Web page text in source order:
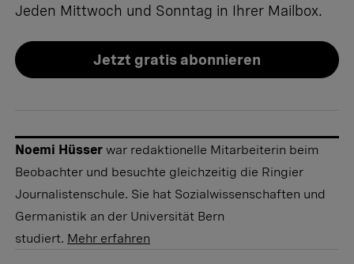
Jeden Mittwoch und Sonntag in Ihrer Mailbox.
Jetzt gratis abonnieren
Noemi Hüsser war redaktionelle Mitarbeiterin beim
Beobachter und besuchte gleichzeitig die Ringier
Journalistenschule. Sie hat Sozialwissenschaften und
Germanistik an der Universität Bern
studiert. Mehr erfahren